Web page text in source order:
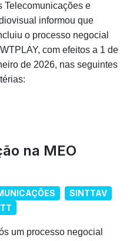
Telecomunicações e
informou que
o processo negocial
com efeitos a 1 de
de 2026, nas seguintes
na MEO
SINTTAV
um processo negocial